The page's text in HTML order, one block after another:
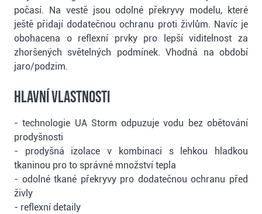
počasí. Na vestě jsou odolné překryvy modelu, které
ještě přidají dodatečnou ochranu proti živlům. Navíc je
obohacena o reflexní prvky pro lepší viditelnost za
zhoršených světelných podmínek. Vhodná na období
jaro/podzim.
Hlavní vlastnosti
- technologie UA Storm odpuzuje vodu bez obětování
prodyšnosti
- prodyšná izolace v kombinaci s lehkou hladkou
tkaninou pro to správné množství tepla
- odolné tkané překryvy pro dodatečnou ochranu před
živly
- reflexní detaily